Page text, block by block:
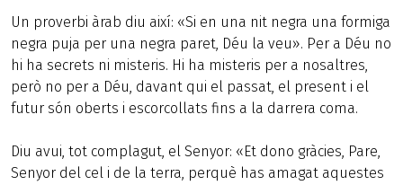
Un proverbi àrab diu així: «Si en una nit negra una formiga
negra puja per una negra paret, Déu la veu». Per a Déu no
hi ha secrets ni misteris. Hi ha misteris per a nosaltres,
però no per a Déu, davant qui el passat, el present i el
futur són oberts i escorcollats fins a la darrera coma.
Diu avui, tot complagut, el Senyor: «Et dono gràcies, Pare,
Senyor del cel i de la terra, perquè has amagat aquestes